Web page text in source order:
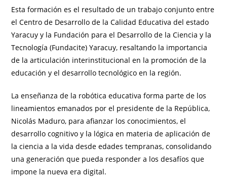
Esta formación es el resultado de un trabajo conjunto entre
el Centro de Desarrollo de la Calidad Educativa del estado
Yaracuy y la Fundación para el Desarrollo de la Ciencia y la
Tecnología (Fundacite) Yaracuy, resaltando la importancia
de la articulación interinstitucional en la promoción de la
educación y el desarrollo tecnológico en la región.
La enseñanza de la robótica educativa forma parte de los
lineamientos emanados por el presidente de la República,
Nicolás Maduro, para afianzar los conocimientos, el
desarrollo cognitivo y la lógica en materia de aplicación de
la ciencia a la vida desde edades tempranas, consolidando
una generación que pueda responder a los desafíos que
impone la nueva era digital.